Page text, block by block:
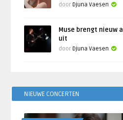
door Djuna Vaesen
Muse brengt nieuw
uit
door Djuna Vaesen
NIEUWE CONCERTEN